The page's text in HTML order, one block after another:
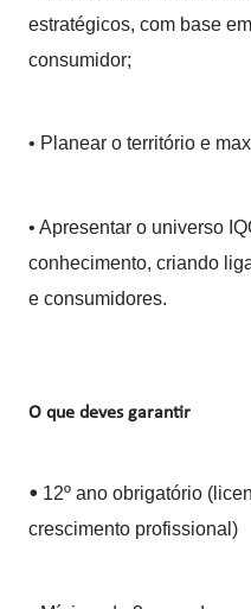
estratégicos, com base
consumidor;
• Planear o território e
• Apresentar o universo
conhecimento, criando
e consumidores.
O que deves garantir
• 12º ano obrigatório
crescimento profissional)